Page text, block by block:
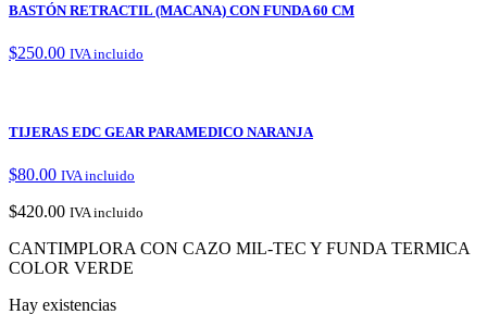
BASTÓN RETRACTIL (MACANA) CON FUNDA 60 CM
$250.00 IVA incluido
TIJERAS EDC GEAR PARAMEDICO NARANJA
$80.00 IVA incluido
$420.00 IVA incluido
CANTIMPLORA CON CAZO MIL-TEC Y FUNDA TERMICA
COLOR VERDE
Hay existencias